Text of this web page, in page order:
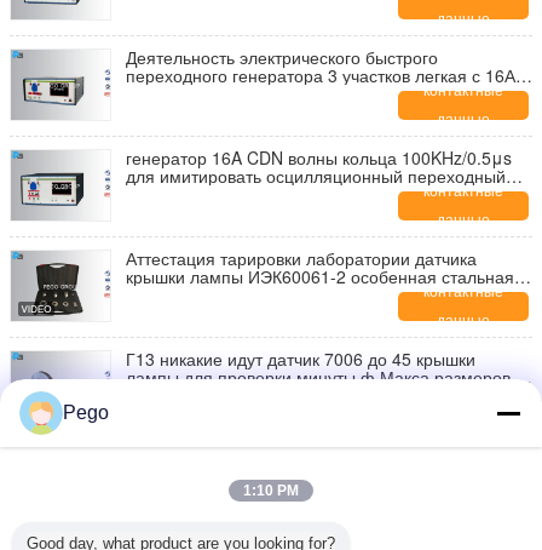
данные
Деятельность электрического быстрого
переходного генератора 3 участков легкая с 16А
контактные
данные
генератор 16A CDN волны кольца 100KHz/0.5μs
для имитировать осцилляционный переходный
контактные
данные
Аттестация тарировки лаборатории датчика
крышки лампы ИЭК60061-2 особенная стальная
контактные
данные
Г13 никакие идут датчик 7006 до 45 крышки
лампы для проверки минуты ф Макса размеров е
одобренными КОНСЕРВНЫМИ БАНКАМИ датчика
Pego
1:10 PM
Good day, what product are you looking for?